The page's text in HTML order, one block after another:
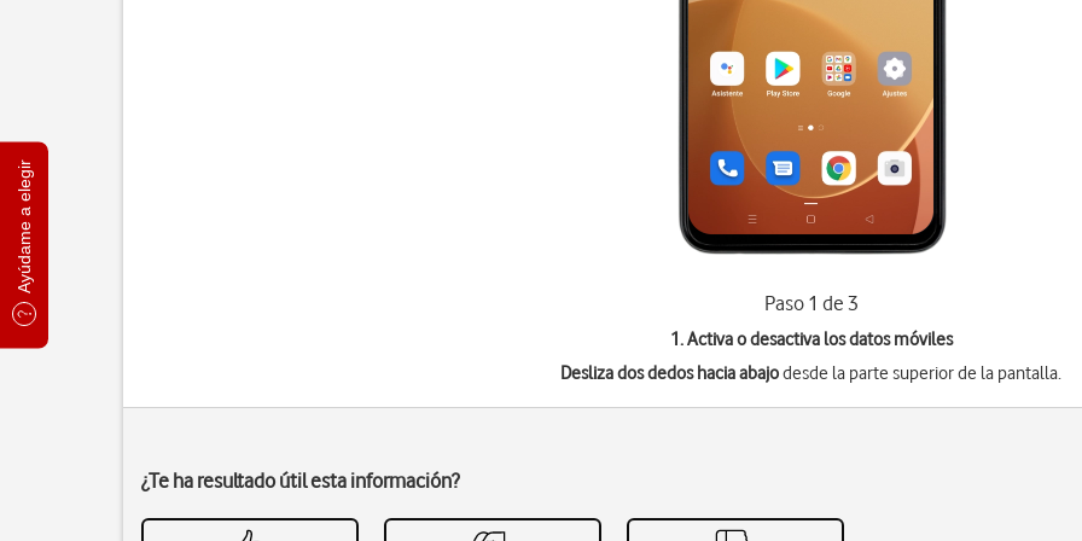
Ayúdame a elegir
Paso 1 de 3
1. Activa o desactiva los datos móviles
Desliza dos dedos hacia abajodesde la parte superior de la pantalla.
¿Te ha resultado útil esta información?